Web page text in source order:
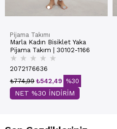
Pijama Takımı
Marla Kadın Bisiklet Yaka
Pijama Takım | 30102-1166
★ ★ ★ ★ ★
2072176636
₺542,49
₺774,99 %30
NET %30 İNDİRİM